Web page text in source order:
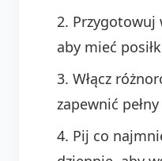
Przygotowuj
aby mieć
Włącz
zapewnić
Pij co